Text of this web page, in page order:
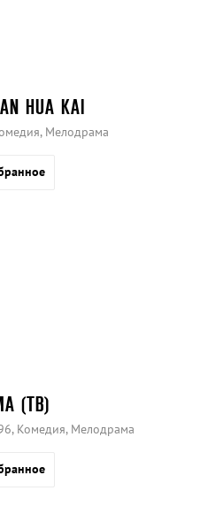
HUA KAI
Мелодрама
(ТВ)
Комедия, Мелодрама